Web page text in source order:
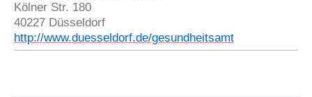
Kölner Str. 180
40227 Düsseldorf
http://www.duesseldorf.de/gesundheitsamt